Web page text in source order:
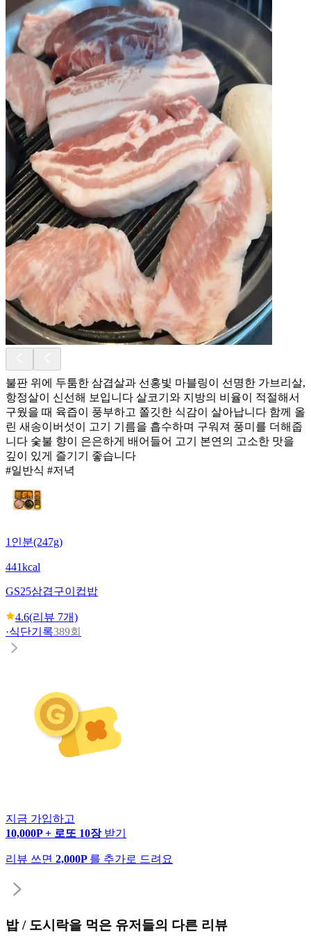
불판 위에 두툼한 삼겹살과 선홍빛 마블링이 선명한 가브리살,
항정살이 신선해 보입니다 살코기와 지방의 비율이 적절해서
구웠을 때 육즙이 풍부하고 쫄깃한 식감이 살아납니다 함께 올
린 새송이버섯이 고기 기름을 흡수하며 구워져 풍미를 더해줍
니다 숯불 향이 은은하게 배어들어 고기 본연의 고소한 맛을
깊이 있게 즐기기 좋습니다
#일반식 #저녁
1인분(247g)
441kcal
GS25삼겹구이컵밥
4.6(리뷰 7개)
·식단기록389회
지금 가입하고
10,000P + 로또 10장 받기
리뷰 쓰면 2,000P 를 추가로 드려요
밥 / 도시락을 먹은 유저들의 다른 리뷰